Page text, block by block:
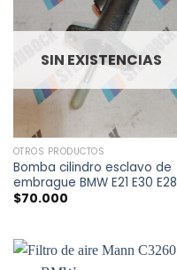
SIN EXISTENCIAS
OTROS PRODUCTOS
Bomba cilindro esclavo de
embrague BMW E21 E30 E28
$70.000